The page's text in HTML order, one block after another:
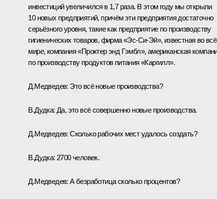
инвестиций увеличился в 1,7 раза. В этом году мы открыли
10 новых предприятий, причём эти предприятия достаточно
серьёзного уровня, такие как предприятие по производству
гигиенических товаров, фирма «Эс-Си-Эй», известная во
мире, компания «Проктер энд Гэмбл», американская
по производству продуктов питания «Каргилл».
Д.Медведев: Это всё новые производства?
В.Дудка: Да, это всё совершенно новые производства.
Д.Медведев: Сколько рабочих мест удалось создать?
В.Дудка: 2700 человек.
Д.Медведев: А безработица сколько процентов?